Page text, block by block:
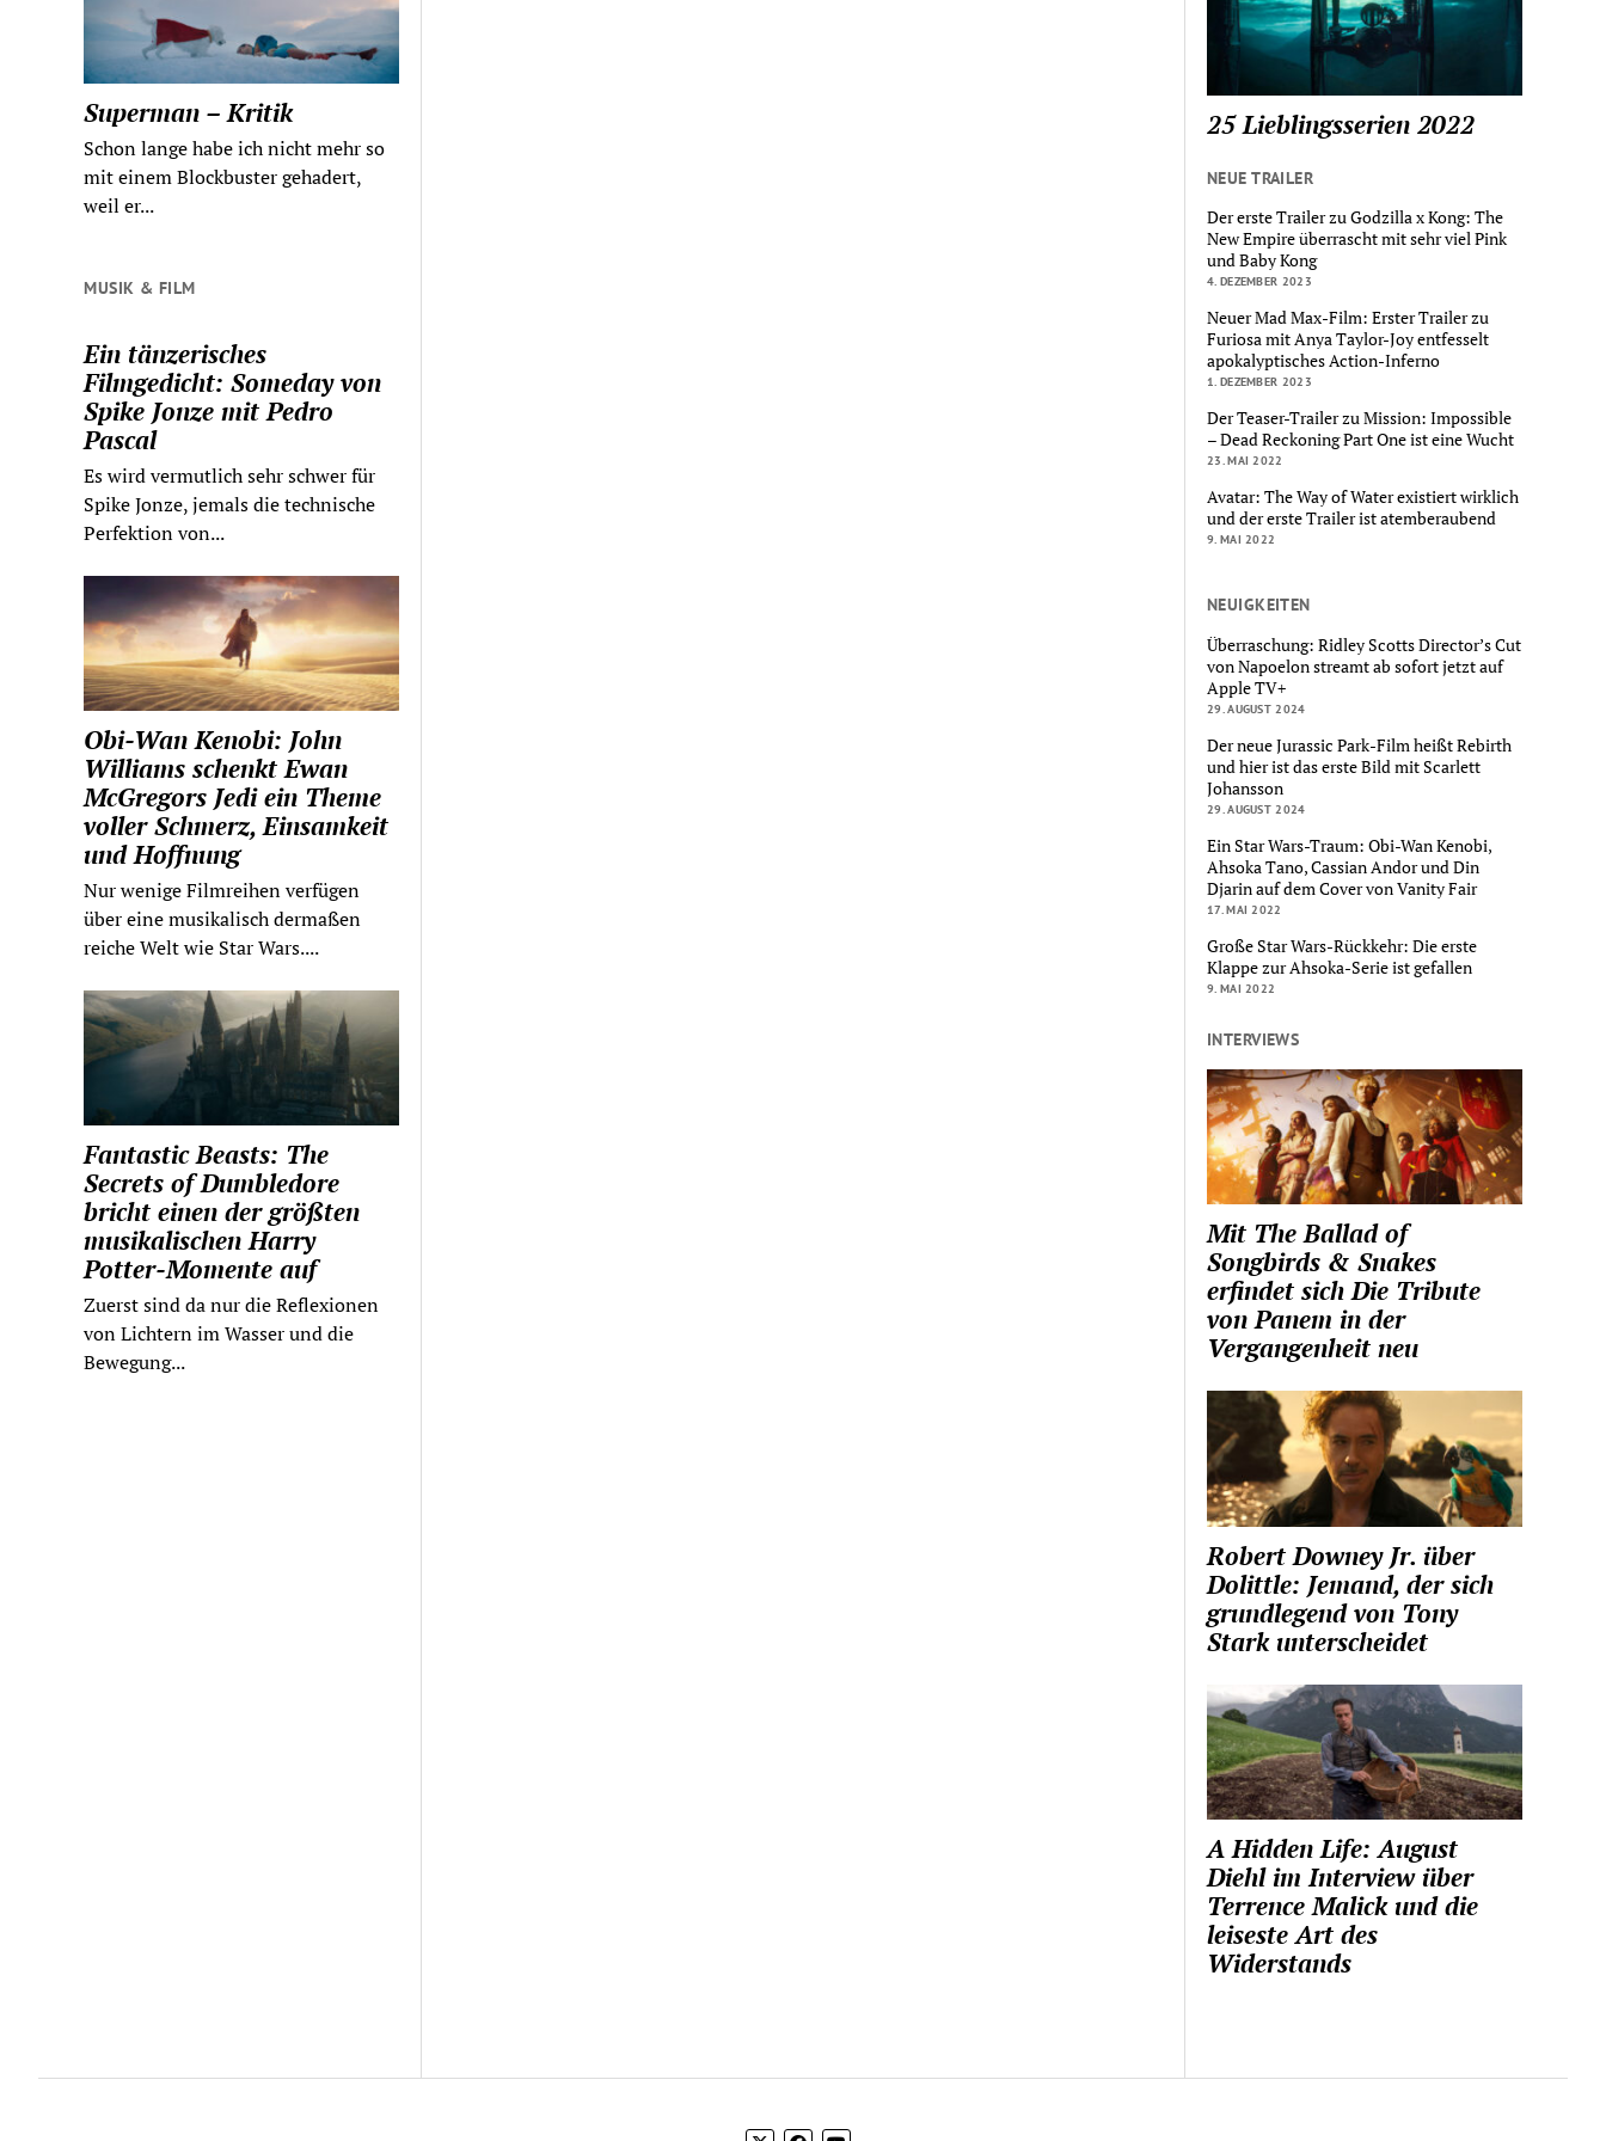
Superman – Kritik
Schon lange habe ich nicht mehr so
mit einem Blockbuster gehadert,
weil er...
MUSIK & FILM
Ein tänzerisches
Filmgedicht: Someday von
Spike Jonze mit Pedro
Pascal
Es wird vermutlich sehr schwer für
Spike Jonze, jemals die technische
Perfektion von...
Obi-Wan Kenobi: John
Williams schenkt Ewan
McGregors Jedi ein Theme
voller Schmerz, Einsamkeit
und Hoffnung
Nur wenige Filmreihen verfügen
über eine musikalisch dermaßen
reiche Welt wie Star Wars....
Fantastic Beasts: The
Secrets of Dumbledore
bricht einen der größten
musikalischen Harry
Potter-Momente auf
Zuerst sind da nur die Reflexionen
von Lichtern im Wasser und die
Bewegung...
25 Lieblingsserien 2022
NEUE TRAILER
Der erste Trailer zu Godzilla x Kong: The
New Empire überrascht mit sehr viel Pink
und Baby Kong
4. DEZEMBER 2023
Neuer Mad Max-Film: Erster Trailer zu
Furiosa mit Anya Taylor-Joy entfesselt
apokalyptisches Action-Inferno
1. DEZEMBER 2023
Der Teaser-Trailer zu Mission: Impossible
– Dead Reckoning Part One ist eine Wucht
23. MAI 2022
Avatar: The Way of Water existiert wirklich
und der erste Trailer ist atemberaubend
9. MAI 2022
NEUIGKEITEN
Überraschung: Ridley Scotts Director’s Cut
von Napoelon streamt ab sofort jetzt auf
Apple TV+
29. AUGUST 2024
Der neue Jurassic Park-Film heißt Rebirth
und hier ist das erste Bild mit Scarlett
Johansson
29. AUGUST 2024
Ein Star Wars-Traum: Obi-Wan Kenobi,
Ahsoka Tano, Cassian Andor und Din
Djarin auf dem Cover von Vanity Fair
17. MAI 2022
Große Star Wars-Rückkehr: Die erste
Klappe zur Ahsoka-Serie ist gefallen
9. MAI 2022
INTERVIEWS
Mit The Ballad of
Songbirds & Snakes
erfindet sich Die Tribute
von Panem in der
Vergangenheit neu
Robert Downey Jr. über
Dolittle: Jemand, der sich
grundlegend von Tony
Stark unterscheidet
A Hidden Life: August
Diehl im Interview über
Terrence Malick und die
leiseste Art des
Widerstands